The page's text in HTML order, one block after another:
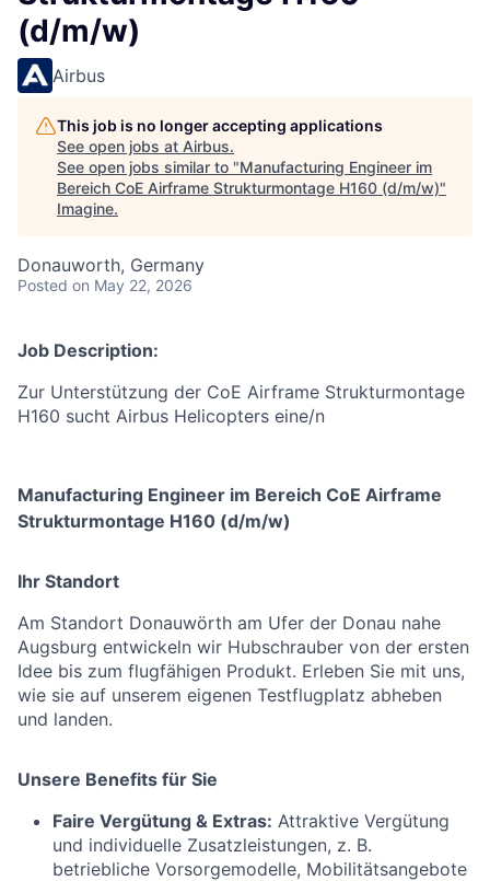
(d/m/w)
Airbus
This job is no longer accepting applications
See open jobs at Airbus.
See open jobs similar to "Manufacturing Engineer im
Bereich CoE Airframe Strukturmontage H160 (d/m/w)"
Imagine.
Donauworth, Germany
Posted on May 22, 2026
Job Description:
Zur Unterstützung der CoE Airframe Strukturmontage
H160 sucht Airbus Helicopters eine/n
Manufacturing Engineer im Bereich CoE Airframe
Strukturmontage H160 (d/m/w)
Ihr Standort
Am Standort Donauwörth am Ufer der Donau nahe
Augsburg entwickeln wir Hubschrauber von der ersten
Idee bis zum flugfähigen Produkt. Erleben Sie mit uns,
wie sie auf unserem eigenen Testflugplatz abheben
und landen.
Unsere Benefits für Sie
Faire Vergütung & Extras: Attraktive Vergütung
und individuelle Zusatzleistungen, z. B.
betriebliche Vorsorgemodelle, Mobilitätsangebote